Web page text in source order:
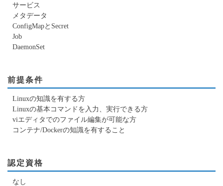
サービス
メタデータ
ConfigMapとSecret
Job
DaemonSet
前提条件
Linuxの知識を有する方
Linuxの基本コマンドを入力、実行できる方
viエディタでのファイル編集が可能な方
コンテナ/Dockerの知識を有すること
認定資格
なし